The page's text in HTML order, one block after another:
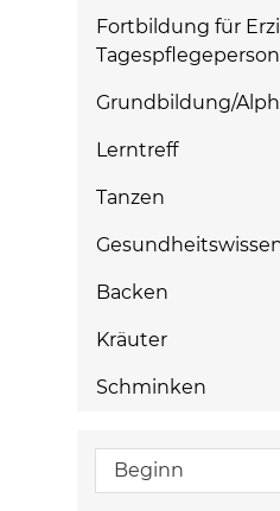
Fortbildung für
Grundbildung/
Lerntreff
Tanzen
Backen
Kräuter
Schminken
Beginn